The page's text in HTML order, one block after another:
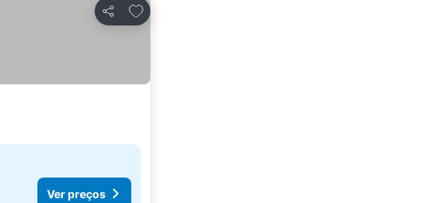
Partilhar
Adicionar aos favoritos
Ver preços